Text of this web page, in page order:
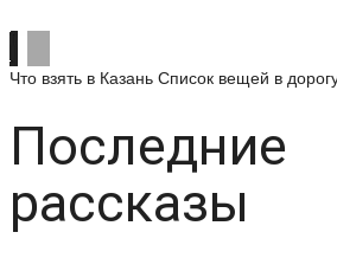
Что взять в Казань Список вещей в
Последние
рассказы